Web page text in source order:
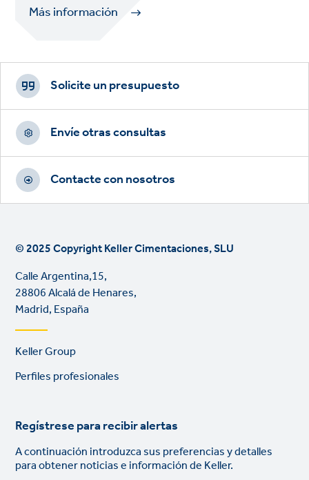
Más información
Footer
CTAs
Solicite un presupuesto
Envíe otras consultas
Contacte con nosotros
© 2025 Copyright Keller Cimentaciones, SLU
Calle Argentina,15,
28806 Alcalá de Henares,
Madrid, España
Footer
Keller Group
Perfiles profesionales
Regístrese para recibir alertas
A continuación introduzca sus preferencias y detalles
para obtener noticias e información de Keller.